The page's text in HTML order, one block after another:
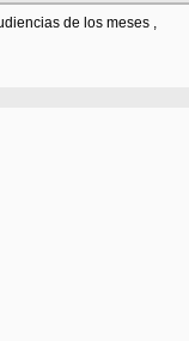
de los meses ,